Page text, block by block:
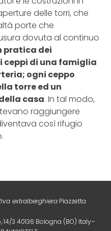
delle torri, che
porte che
dovuta al continuo
pratica dei
ceppi di una famiglia
ogni ceppo
torre ed un
casa. In tal modo,
raggiungere
così rifugio
extralberghiera Piazzetta
3 40136 Bologna (BO) Italy–